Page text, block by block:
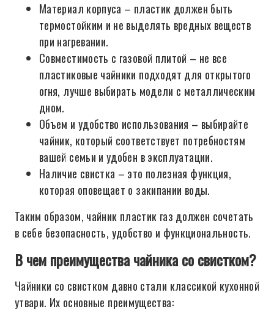
Материал корпуса – пластик должен быть
термостойким и не выделять вредных веществ
при нагревании.
Совместимость с газовой плитой – не все
пластиковые чайники подходят для открытого
огня, лучше выбирать модели с металлическим
дном.
Объем и удобство использования – выбирайте
чайник, который соответствует потребностям
вашей семьи и удобен в эксплуатации.
Наличие свистка – это полезная функция,
которая оповещает о закипании воды.
Таким образом, чайник пластик газ должен сочетать
в себе безопасность, удобство и функциональность.
В чем преимущества чайника со свистком?
Чайники со свистком давно стали классикой кухонной
утвари. Их основные преимущества: